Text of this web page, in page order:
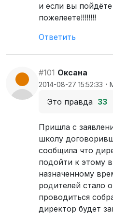
и если вы
пожелеете!!!!!!!!
Ответить
#101 Оксана
2014-08-27 15:52:33 ·
Это правда 33
Пришла с
школу
сообщила что
подойти к этому
назначенному
родителей стало
проводиться
директор будет